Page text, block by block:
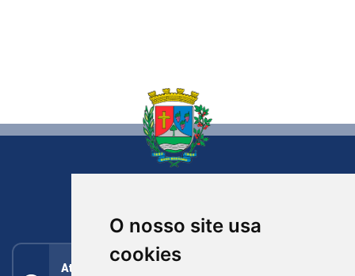
O nosso site usa
cookies
Atendimento